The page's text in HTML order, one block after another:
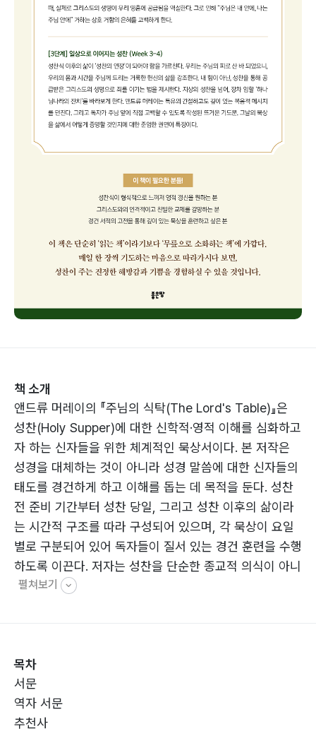
책 소개
앤드류 머레이의 『주님의 식탁(The Lord's Table)』은
성찬(Holy Supper)에 대한 신학적·영적 이해를 심화하고
자 하는 신자들을 위한 체계적인 묵상서이다. 본 저작은
성경을 대체하는 것이 아니라 성경 말씀에 대한 신자들의
태도를 경건하게 하고 이해를 돕는 데 목적을 둔다. 성찬
전 준비 기간부터 성찬 당일, 그리고 성찬 이후의 삶이라
는 시간적 구조를 따라 구성되어 있으며, 각 묵상이 요일
별로 구분되어 있어 독자들이 질서 있는 경건 훈련을 수행
하도록 이끈다. 저자는 성찬을 단순한 종교적 의식이 아니
라 영혼의 갈증을 해소하고 신앙을 새롭게 하는 은혜의 수
숙을 이루고자 하는 모든 그리스도인에게 이 책은 유의미
한 영적 지침이 될 것이다.
펼쳐보기
목차
서문
역자 서문
추천사